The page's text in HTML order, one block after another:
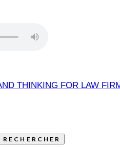
THINKING FOR LAW